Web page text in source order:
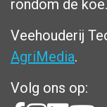
rondom de koe.
Veehouderij
AgriMedia.
Volg ons op: